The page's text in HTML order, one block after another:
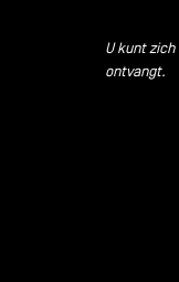
U kunt
ontvangt.